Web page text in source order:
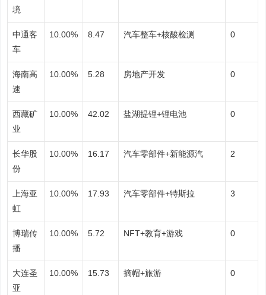
境
中通客
车
10.00% 8.47 汽车整车+核酸检测 0
海南高
速
10.00% 5.28 房地产开发 0
西藏矿
业
10.00% 42.02 盐湖提锂+锂电池 0
长华股
份
10.00% 16.17 汽车零部件+新能源汽 2
上海亚
虹
10.00% 17.93 汽车零部件+特斯拉 3
博瑞传
播
10.00% 5.72 NFT+教育+游戏 0
大连圣
亚
10.00% 15.73 摘帽+旅游 0